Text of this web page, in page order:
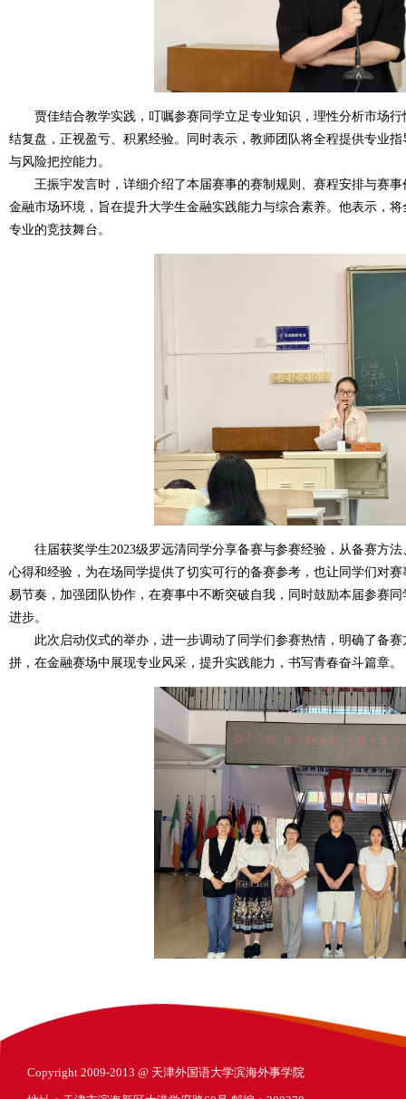
贾佳结合教学实践，叮嘱参赛同学立足专业知识，理性分析市场行
结复盘，正视盈亏、积累经验。同时表示，教师团队将全程提供专业
与风险把控能力。
王振宇发言时，详细介绍了本届赛事的赛制规则、赛程安排与赛事
金融市场环境，旨在提升大学生金融实践能力与综合素养。他表示，
专业的竞技舞台。
往届获奖学生2023级罗远清同学分享备赛与参赛经验，从备赛方
心得和经验，为在场同学提供了切实可行的备赛参考，也让同学们对
易节奏，加强团队协作，在赛事中不断突破自我，同时鼓励本届参赛
进步。
此次启动仪式的举办，进一步调动了同学们参赛热情，明确了备赛
拼，在金融赛场中展现专业风采，提升实践能力，书写青春奋斗篇章。
Copyright 2009-2013 @ 天津外国语大学滨海外事学院